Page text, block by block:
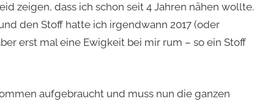
zeigen, dass ich schon seit 4 Jahren nähen wollte.
den Stoff hatte ich irgendwann 2017 (oder
erst mal eine Ewigkeit bei mir rum – so ein Stoff
aufgebraucht und muss nun die ganzen